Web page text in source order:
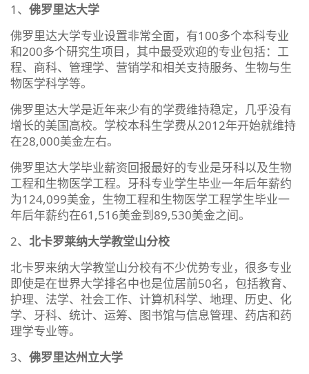
1、 佛罗里达大学
佛罗里达大学专业设置非常全面，有100多个本科专业
和200多个研究生项目，其中最受欢迎的专业包括：工
程、商科、管理学、营销学和相关支持服务、生物与生
物医学科学等。
佛罗里达大学是近年来少有的学费维持稳定，几乎没有
增长的美国高校。学校本科生学费从2012年开始就维持
在28,000美金左右。
佛罗里达大学毕业薪资回报最好的专业是牙科以及生物
工程和生物医学工程。牙科专业学生毕业一年后年薪约
为124,099美金，生物工程和生物医学工程学生毕业一
年后年薪约在61,516美金到89,530美金之间。
2、 北卡罗莱纳大学教堂山分校
北卡罗来纳大学教堂山分校有不少优势专业，很多专业
即使是在世界大学排名中也是位居前50名，包括教育、
护理、法学、社会工作、计算机科学、地理、历史、化
学、牙科、统计、运筹、图书馆与信息管理、药店和药
理学专业等。
3、 佛罗里达州立大学